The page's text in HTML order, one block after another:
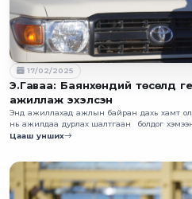
17/02/2025
Э.Гаваа: Баянхөндий төсөлд
ажиллаж эхэлсэн
Энд ажиллахад ажлын байран дахь хамт
нь ажилдаа дурлах шалтгаан болдог хэмээн
Цааш унших